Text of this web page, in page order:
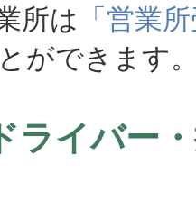
は 「営業
ができます
ライバー